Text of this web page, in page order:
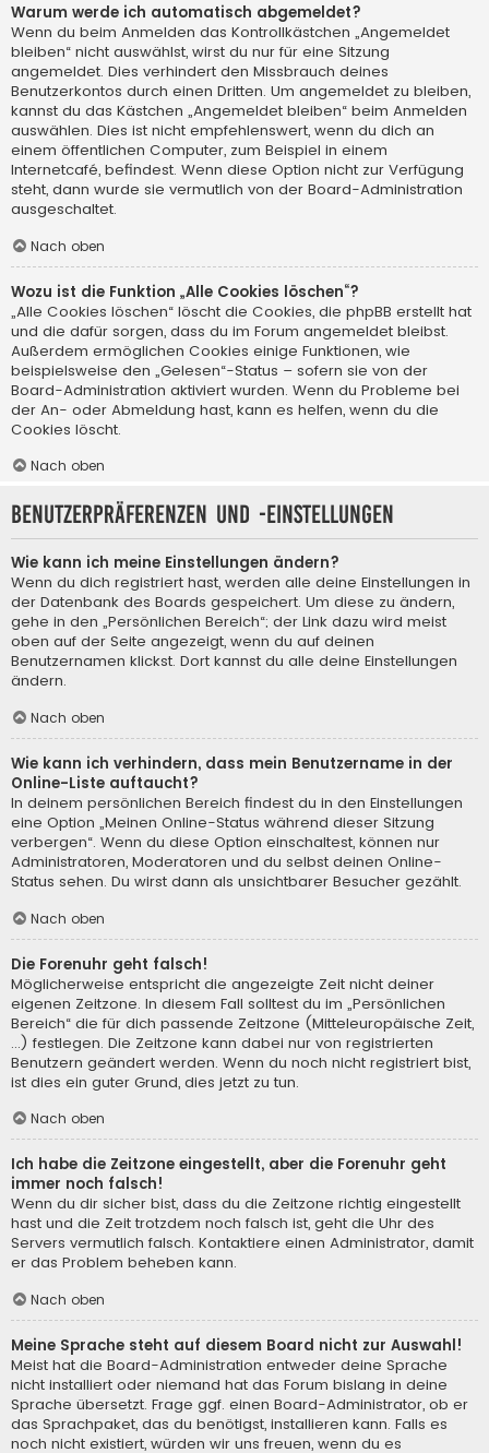
Warum werde ich automatisch abgemeldet?
Wenn du beim Anmelden das Kontrollkästchen „Angemeldet
bleiben“ nicht auswählst, wirst du nur für eine Sitzung
angemeldet. Dies verhindert den Missbrauch deines
Benutzerkontos durch einen Dritten. Um angemeldet zu bleiben,
kannst du das Kästchen „Angemeldet bleiben“ beim Anmelden
auswählen. Dies ist nicht empfehlenswert, wenn du dich an
einem öffentlichen Computer, zum Beispiel in einem
Internetcafé, befindest. Wenn diese Option nicht zur Verfügung
steht, dann wurde sie vermutlich von der Board-Administration
ausgeschaltet.
Nach oben
Wozu ist die Funktion „Alle Cookies löschen“?
„Alle Cookies löschen“ löscht die Cookies, die phpBB erstellt hat
und die dafür sorgen, dass du im Forum angemeldet bleibst.
Außerdem ermöglichen Cookies einige Funktionen, wie
beispielsweise den „Gelesen“-Status – sofern sie von der
Board-Administration aktiviert wurden. Wenn du Probleme bei
der An- oder Abmeldung hast, kann es helfen, wenn du die
Cookies löscht.
Nach oben
Benutzerpräferenzen und -einstellungen
Wie kann ich meine Einstellungen ändern?
Wenn du dich registriert hast, werden alle deine Einstellungen in
der Datenbank des Boards gespeichert. Um diese zu ändern,
gehe in den „Persönlichen Bereich“; der Link dazu wird meist
oben auf der Seite angezeigt, wenn du auf deinen
Benutzernamen klickst. Dort kannst du alle deine Einstellungen
ändern.
Nach oben
Wie kann ich verhindern, dass mein Benutzername in der
Online-Liste auftaucht?
In deinem persönlichen Bereich findest du in den Einstellungen
eine Option „Meinen Online-Status während dieser Sitzung
verbergen“. Wenn du diese Option einschaltest, können nur
Administratoren, Moderatoren und du selbst deinen Online-
Status sehen. Du wirst dann als unsichtbarer Besucher gezählt.
Nach oben
Die Forenuhr geht falsch!
Möglicherweise entspricht die angezeigte Zeit nicht deiner
eigenen Zeitzone. In diesem Fall solltest du im „Persönlichen
Bereich“ die für dich passende Zeitzone (Mitteleuropäische Zeit,
...) festlegen. Die Zeitzone kann dabei nur von registrierten
Benutzern geändert werden. Wenn du noch nicht registriert bist,
ist dies ein guter Grund, dies jetzt zu tun.
Nach oben
Ich habe die Zeitzone eingestellt, aber die Forenuhr geht
immer noch falsch!
Wenn du dir sicher bist, dass du die Zeitzone richtig eingestellt
hast und die Zeit trotzdem noch falsch ist, geht die Uhr des
Servers vermutlich falsch. Kontaktiere einen Administrator, damit
er das Problem beheben kann.
Nach oben
Meine Sprache steht auf diesem Board nicht zur Auswahl!
Meist hat die Board-Administration entweder deine Sprache
nicht installiert oder niemand hat das Forum bislang in deine
Sprache übersetzt. Frage ggf. einen Board-Administrator, ob er
das Sprachpaket, das du benötigst, installieren kann. Falls es
noch nicht existiert, würden wir uns freuen, wenn du es